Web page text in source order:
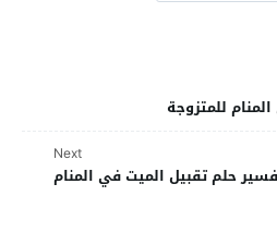
للمتزوجة
Next
حلم تقبيل الميت في المنام